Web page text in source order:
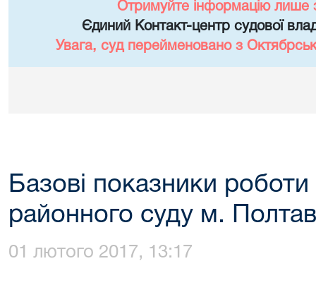
Отримуйте інформацію лише
Єдиний Контакт-центр судової
Увага, суд перейменовано з
Базові показники
районного суду м.
01 лютого 2017, 13:17